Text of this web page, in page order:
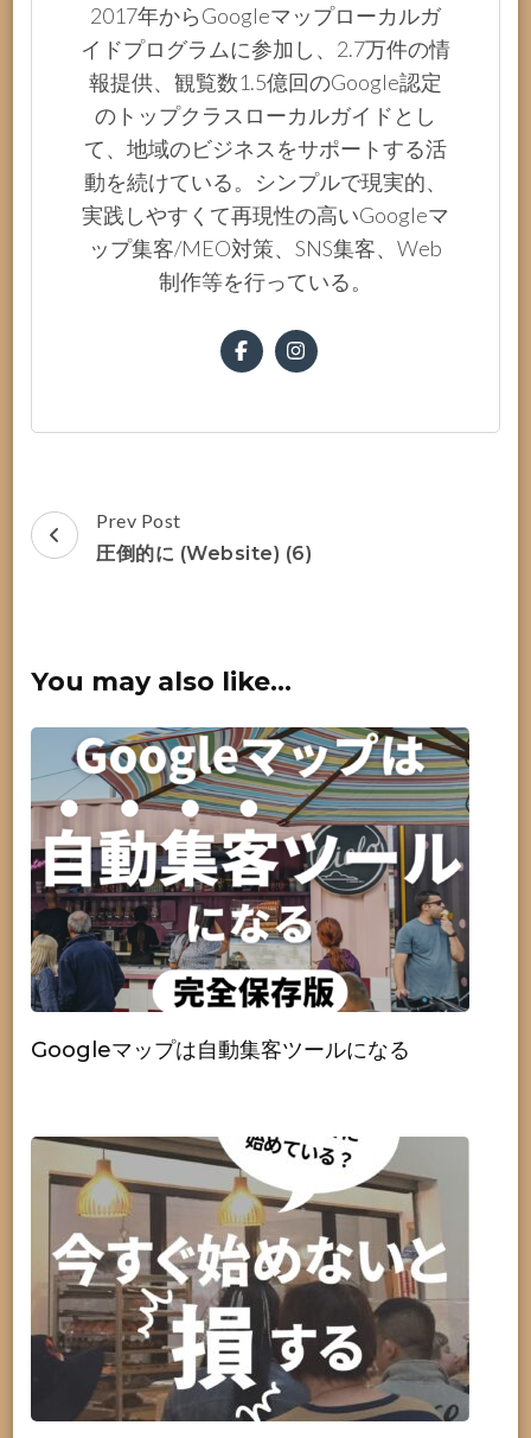
2017年からGoogleマップローカルガ
イドプログラムに参加し、2.7万件の情
報提供、観覧数1.5億回のGoogle認定
のトップクラスローカルガイドとし
て、地域のビジネスをサポートする活
動を続けている。シンプルで現実的、
実践しやすくて再現性の高いGoogleマ
ップ集客/MEO対策、SNS集客、Web
制作等を行っている。
Post
Navigation
Prev Post
圧倒的に (Website) (6)
You may also like...
Googleマップは自動集客ツールになる